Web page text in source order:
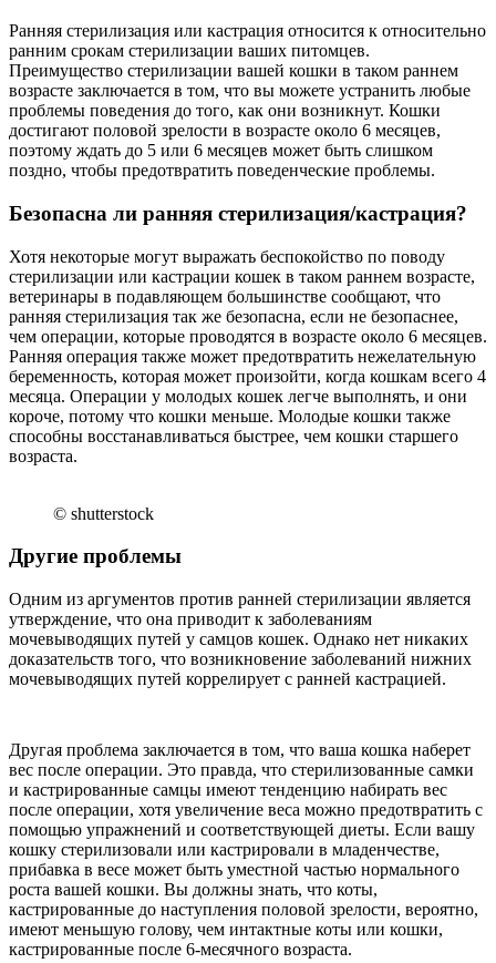
Ранняя стерилизация или кастрация относится к относительно
ранним срокам стерилизации ваших питомцев.
Преимущество стерилизации вашей кошки в таком раннем
возрасте заключается в том, что вы можете устранить любые
проблемы поведения до того, как они возникнут. Кошки
достигают половой зрелости в возрасте около 6 месяцев,
поэтому ждать до 5 или 6 месяцев может быть слишком
поздно, чтобы предотвратить поведенческие проблемы.
Безопасна ли ранняя стерилизация/кастрация?
Хотя некоторые могут выражать беспокойство по поводу
стерилизации или кастрации кошек в таком раннем возрасте,
ветеринары в подавляющем большинстве сообщают, что
ранняя стерилизация так же безопасна, если не безопаснее,
чем операции, которые проводятся в возрасте около 6 месяцев.
Ранняя операция также может предотвратить нежелательную
беременность, которая может произойти, когда кошкам всего 4
месяца. Операции у молодых кошек легче выполнять, и они
короче, потому что кошки меньше. Молодые кошки также
способны восстанавливаться быстрее, чем кошки старшего
возраста.
© shutterstock
Другие проблемы
Одним из аргументов против ранней стерилизации является
утверждение, что она приводит к заболеваниям
мочевыводящих путей у самцов кошек. Однако нет никаких
доказательств того, что возникновение заболеваний нижних
мочевыводящих путей коррелирует с ранней кастрацией.
Другая проблема заключается в том, что ваша кошка наберет
вес после операции. Это правда, что стерилизованные самки
и кастрированные самцы имеют тенденцию набирать вес
после операции, хотя увеличение веса можно предотвратить с
помощью упражнений и соответствующей диеты. Если вашу
кошку стерилизовали или кастрировали в младенчестве,
прибавка в весе может быть уместной частью нормального
роста вашей кошки. Вы должны знать, что коты,
кастрированные до наступления половой зрелости, вероятно,
имеют меньшую голову, чем интактные коты или кошки,
кастрированные после 6-месячного возраста.